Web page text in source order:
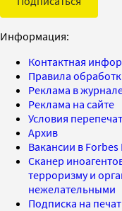
Информация:
Контактная
Правила
Реклама в
Реклама на сайте
Условия
Архив
Вакансии в Forbes
Сканер
терроризму и
нежелательными
Подписка на